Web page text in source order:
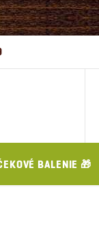
BALENIE 🎁